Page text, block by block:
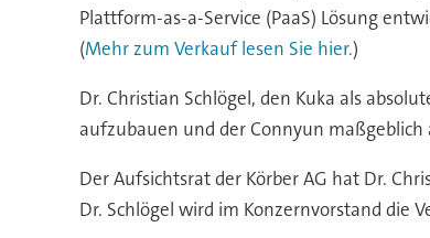
Plattform-as-a-Service (PaaS) Lösung
(Mehr zum Verkauf lesen Sie hier.)
Dr. Christian Schlögel, den Kuka als
aufzubauen und der Connyun maßgeblich
Der Aufsichtsrat der Körber AG hat Dr.
Dr. Schlögel wird im Konzernvorstand die